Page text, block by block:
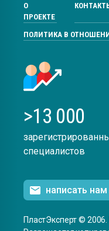
О
ПРОЕКТЕ
ПОЛИТИКА В
>13 000
специалистов
написать нам
ПластЭксперт ©